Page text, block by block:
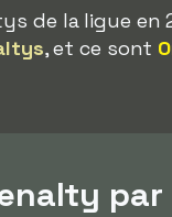
de la ligue
, et ce sont
par